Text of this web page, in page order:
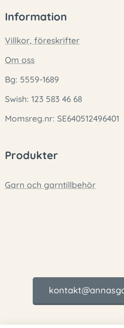
Information
Villkor, föreskrifter
Om oss
Bg: 5559-1689
Swish: 123 583 46 68
Momsreg.nr: SE640512496401
Produkter
Garn och garntillbehör